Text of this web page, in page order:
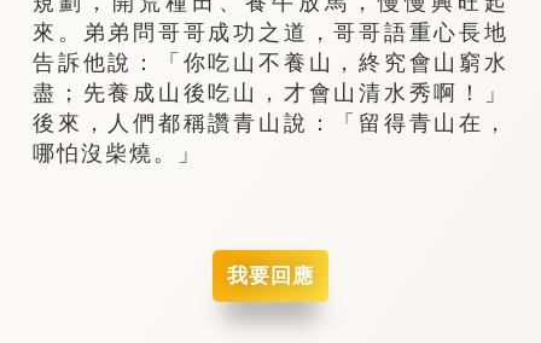
來。弟弟問哥哥成功之道，哥哥語重心長地
告訴他說：「你吃山不養山，終究會山窮水
盡；先養成山後吃山，才會山清水秀啊！」
後來，人們都稱讚青山說：「留得青山在，
哪怕沒柴燒。」
我要回應